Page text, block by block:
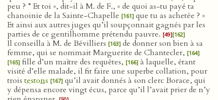
peu ? ” Et toi », dit-il à M. de F., « de quoi as-tu payé ta
chanoinie de la Sainte-Chapelle [161] que tu as achetée ? »
Et ainsi aux autres juges qu’il soupçonnait gagnés par les
parties de ce gentilhomme prétendu pauvre. [49][162]
Il conseilla à M. de Bévilliers [163] de donner son bien à sa
femme, qui se nommait Marguerite de Chantecler, [164]
[165] fille d’un maître des requêtes, [166] à laquelle, étant
visité d’elle malade, il fit faire une superbe collation, pour
trois testons [167] qu’il avait donnés à son clerc Borace, qui
y dépensa encore vingt écus, parce qu’il l’avait prier de n’y